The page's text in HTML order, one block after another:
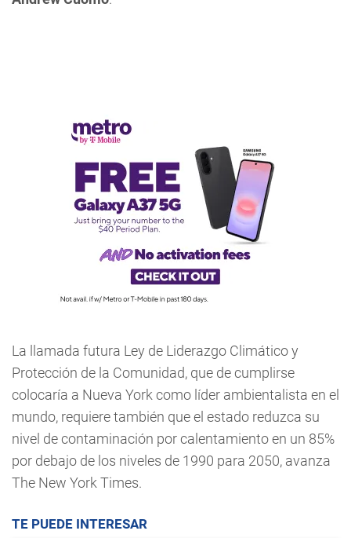
La llamada futura Ley de Liderazgo Climático y
Protección de la Comunidad, que de cumplirse
colocaría a Nueva York como líder ambientalista en el
mundo, requiere también que el estado reduzca su
nivel de contaminación por calentamiento en un 85%
por debajo de los niveles de 1990 para 2050, avanza
The New York Times.
TE PUEDE INTERESAR